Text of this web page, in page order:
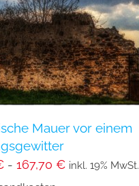
auf
der
Produktseite
gewählt
werden
Mauer vor einem
- 167,70 € inkl. 19% MwSt.